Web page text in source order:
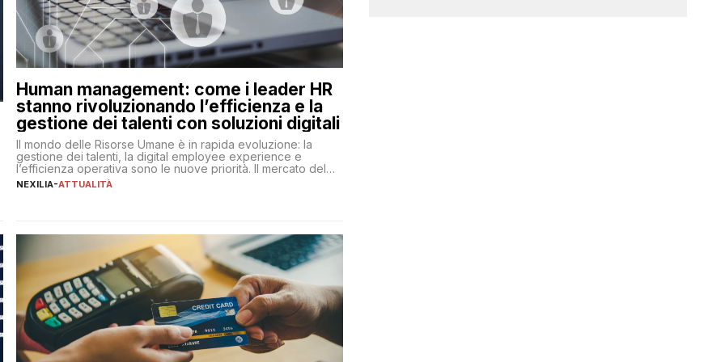
Human management: come i leader HR
stanno rivoluzionando l’efficienza e la
gestione dei talenti con soluzioni digitali
Il mondo delle Risorse Umane è in rapida evoluzione: la
gestione dei talenti, la digital employee experience e
l’efficienza operativa sono le nuove priorità. Il mercato del
lavoro, d’altra parte, è sempre più competitivo con una lotta
NEXILIA-ATTUALITÀ